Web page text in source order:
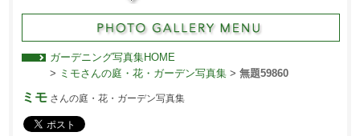
ガーデニング写真集HOME
> ミモさんの庭・花・ガーデン写真集> 無題59860
ミモさんの庭・花・ガーデン写真集